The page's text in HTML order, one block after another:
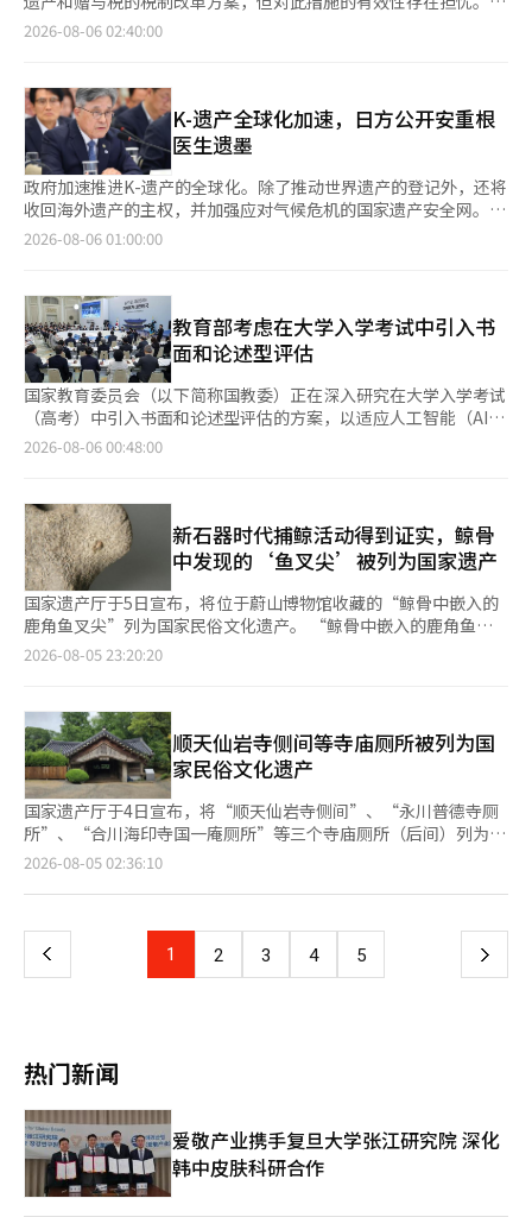
营和会计的公正性非常重要。”他再次呼吁：“许多人在关注这个
问题，希望你们能做好。”※ 本报道经人工智能（AI）系统翻译与
1200万韩元，而伽倻文学奖则不论入围与否，奖金为500万韩元。
截止去年，共有945名参赛者提交了6615篇作品。 在旅游领域，
动。特别展览《分青爱-与金海外籍劳工共同的分青》将于12日至9
月3日举行。40名居住在金海的外籍劳工将以“我的故乡”为主
题，展示他们亲手制作的分青陶器作品。此外，持续到9月的旅游
印章游览活动，游客访问金海主要旅游景点中的3个，将获得纪念
品，而在当地“韩牛水店”消费的顾客还将获得额外的纪念品，旨
在促进旅游与地方经济的共同发展。在文化遗产领域，将开展国家
遗产厅的公募项目《回顾南明与山海亭》程序。该项目面向学生、
儿童、残疾人和老年人，进行山海亭的探访和体验教育。今年的项
在大成洞古墓群举行，为期14天。庆典期间，将提供夜间星座体验
活动“去伽倻看星星”、伽倻古墓发掘体验、结合清理与表演的活
动、国际学术研讨会、儿童解说员等多种体验项目。金海市市长表
示：“通过文化广场的建设和世界遗产庆典，扩大市民在日常生活
中享受文化的环境，同时提升利用世界遗产和历史文化资源的旅游
竞争力。”※ 本报道经人工智能（AI）系统翻译与编辑。
定为应当保护的民俗文化遗产，价值进一步提升。原名“嵌入鲸骨
的标枪头”也改为“嵌入鲸骨的鹿角标枪头”，以便更清晰地让人
愈发明显。世界遗产半月山的岩画中刻画了鲸鱼、船只和使用标枪
捕鲸的场景。岩石上留下了追逐鲸鱼的人们的图像，而在黄城洞的
地下则发现了嵌入鲸骨的标枪头。图画与实物跨越数千年，构成了
一个完整的故事。如果说半月山岩画是史前人们观察和经历鲸鱼及
捕鲸的记录，那么黄城洞的文物则是这种捕鲸文化在实际生活中存
在的实物资料。此次国家遗产的指定意义不仅在于文化遗产等级的
提升，更在于承认了用鹿角制作工具、乘船出海与巨鲸对抗的史前
人生活和技术作为国家应当保护的文化遗产的价值。蔚山市相关人
的重要文化资产，我们将积极利用这两项遗产，作为宣传蔚山历史
和文化的内容。”7000年前蔚山海域的搏斗没有留下文字记录。
然而，岩石上留下了捕鲸的图画，地下则发现了含有鹿角标枪头的
鲸骨。这些痕迹如今不仅是一个城市的古老文物，更成为国家保护
的史前人生活的记录。※ 本报道经人工智能（AI）系统翻译与编
辑。
于缺少将净资产价值的80%作为征税下限的绝对标准，利用过去股
额的下限定为净资产价值80%的遗产税和赠与税法修正案。政府认
为，现行方案难以充分阻止长期低估企业的变相继承和赠与，因此
在法律中明确规定了PBR为0.8的绝对标准。 现行遗产和赠与税法
规定，上市股票的价值根据评估基准日前后各两个月的收盘价平均
值进行计算。最大股东在继承前减少分红或回购股份等行为，导致
股价保持在低位，从而降低遗产和赠与税的负担。 李议员的提案
是，如果股价未达到净资产价值的80%，则以净资产价值的80%
作为征税标准。此举旨在防止通过低估来实现的税收减免。 政府
业，而不是设定绝对下限。若某企业在最近六年内的PBR位于证券
市场行业的下25%或科斯达克市场的下10%，则被推测为长期股
价压制。 PBR较高的企业，如果在最近一年内有重复上市或发行
可交换债券等可能对企业价值产生负面影响的行为，且现行评估额
低于最近三年市价的30%以上，也会被纳入评估范围。此举旨在捕
捉不仅是低PBR企业，还有因特定行为导致短期股价下跌的企业。
被评估企业的股票将根据股价被压制前的价格重新评估。对于长期
低PBR企业，将适用现行评估额的30%溢价和过去最长六年六个
月、一年、两年、三年的平均股价中最高的金额进行评估。 问题
在于，这两种方式都以市场形成的过去股价为基准。如果股价长期
保持在低位，即使延长评估期，企业的净资产价值也可能无法达到
合理价格。 假设过去的平均股价并不高，即使将PBR为0.2的企业
的评估额提高30%，PBR也仅为0.26。与将净资产价值的80%作
为下限的议员提案相比，税收加强的幅度有限。 在选择企业的相
对评价方式中，也可能出现盲区。如果整个行业被低估，绝对PBR
较低的企业也可能脱离行业下25%的范围。相反，在企业价值普遍
续六年，则不会被归类为长期股价压制。通过扩大分红、回购股份
或企业说明活动等方式的消极行为，难以被明确识别为损害企业价
值的行为。 政府决定设立国税局评估审议委员会的审查程序，以
筛选因经济波动或不可避免原因导致PBR降低的企业。即使符合推
测条件，纳税人若能证明没有股价压制的意图，则将适用评估基准
日前后各两个月的收盘价平均。 然而，具体的审查标准可能导致
相同的股价下跌却产生不同的税收结果，从而降低了可预测性。在
复杂资产结构需要逐一评估，从而增加纳税人的负担。财政经济部
相关人士表示：“考虑到市价税收原则和评估带来的成本，我们希
望尽量利用市场上确定的价格（股价），而不是采用非上市股票评
2026-08-06 02:40:00
K-遗产全球化加速，日方公开安重根
医生遗墨
政府加速推进K-遗产的全球化。除了推动世界遗产的登记外，还将
收回海外遗产的主权，并加强应对气候危机的国家遗产安全网。开
放现忠祠等主要历史遗址的绿地空间，并引入文化遗产住宿项目，
地位，同时加强国家遗产的保护与利用是核心任务。 首先，作为
上个月世界遗产委员会通过的《釜山宣言》的后续措施，计划于明
年举办“釜山论坛”，以巩固全球遗产政策的可持续领导力。 世
界遗产的登记也将陆续推进。预计在11月将推动“丹元高4.16档
案”和“水运杂记与饮食忌讳”的亚太地区世界纪录遗产登记，12
月则将致力于“韩纸制作的传统知识和技术及文化实践”的联合国
教科文组织人类非物质文化遗产登记。 韩国将凭借卓越的遗产保
护与修复技术，扩大国际合作。对埃及拉美西斯神庙和加纳古堡等
佩遗址、越南和蒙古的水下遗产等共同考古调查，向世界展示韩国
的文化遗产保护技术。 海外文化遗产的管理也将得到加强。将制
定系统化的管理计划，确保对海外各地的文化遗产主权的全面保
护。本月将首次公开收回的文化遗产“安重根医生遗墨”，以分享
其价值。 此外，还将建立应对气候危机的国家遗产保护系统。计
划在安东奉正寺等5个主要寺庙周边安装大型喷淋系统以防火灾，
并从9月起为180件国宝和宝物等重要文化遗产引入“基于人工智
能（AI）的智能检测系统”，在特别灾难宣布区域内发生国家遗产
生活中享受国家遗产的机会。通过“休息项目”，从明年起将试点
开放现忠祠等主要历史遗址的绿地空间。还将推进“韩遗住宿”项
目。从10月到11月，将开放国立古宫博物馆户外银杏树空间作为
实际婚礼场所，举办“文化遗产中的婚礼”。 在监管创新方面，
计划提升世界遗产周边的保护与开发协调，完善世界遗产影响评估
制度，并运营发掘现场联合支持团等监管许可快速通道，以有效支
持大规模国家项目。 20年来冻结的宫殿参观费也将进行现实化。
经过公众讨论，计划于11月公布新的参观费标准，并于2027年1月
务改善提供稳定的资金来源。 许敏国家遗产厅长表示：“在国际
关注和参与下，成功结束第48届联合国教科文组织世界遗产委员会
会议后，今年下半年将继续向全球传播我们国家遗产的品牌价值，
2026-08-06 01:00:00
教育部考虑在大学入学考试中引入书
面和论述型评估
国家教育委员会（以下简称国教委）正在深入研究在大学入学考试
（高考）中引入书面和论述型评估的方案，以适应人工智能（AI）
时代的需求。同时，关于将高中内申及高考转为绝对评价的激进大
型的开始。 李在明总统于5日下午2时在青瓦台迎宾馆主持了教育
部、国家教育委员会、文化体育观光部、国家遗产厅等四个部门的
2026年下半年联合工作报告。在会议上，李总统在开场发言中表
示：“我们上任已经一年多，期间取得了一些成果，但未来还有很
多工作要做。”他强调了需要快速讨论和实际成果的产生，开启了
会议的序幕。 国教委表示，将进行关于大学入学书面和论述型评
估的公众讨论 最引人注目的议题是国教委主席车正仁提出
的“2028~2037国家教育发展计划”制定方案。国教委表示，将摆
考的教学和评估方式的根本创新蓝图。 车主席指出，“中长期大
学入学制度改革”是其核心。国教委下设的大学入学制度特别委员
会正在积极研究扩大中学和高中的书面和论述型评估，并在高考中
引入书面和论述型评估的方案。 为了缓解同级生之间的激烈竞
争，评估方式的重大转变也包括将高中内申和高考全部转为绝对评
价的方案。此外，为了正常化高中三年级第二学期的学业管理，调
整大学入学选拔时间的方案也在讨论之中。 车主席强调，国教委
不会单方面推进如此影响深远的大学入学改革方案，而是通过公众
讨论和共识过程来获得社会的支持。计划将举行地方现场讨论会、
还将组建具有代表性的国民参与团进行公论调查。 车主席表
示：“新的教育国家将教育视为国家的责任，保障每位公民的学习
权利，使学习的活力成为国家发展的动力。”他还表示，将特别支
学”等五大核心任务 接下来，教育部部长崔敎振在报告中表示，
下，推进五大核心领域的十大任务。 首先，为了实现区域均衡发
展，教育部将正式启动“打造10所首尔大学”项目。将迅速选定三
所重点国立大学，集中支持其成长引擎和人工智能领域的相关项
目，同时大幅增加对所有重点国立大学的财政投资。为了帮助优秀
2026-08-06 00:48:00
新石器时代捕鲸活动得到证实，鲸骨
中发现的‘鱼叉尖’被列为国家遗产
国家遗产厅于5日宣布，将位于蔚山博物馆收藏的“鲸骨中嵌入的
鹿角鱼叉尖”列为国家民俗文化遗产。 “鲸骨中嵌入的鹿角鱼叉
尖”出土于蔚山广域市南区黄城洞的新石器时代遗址，分别在鲸的
入鲸骨的状态，显示了新石器时代工具的制作目的和使用痕迹。
2025年被联合国教科文组织列为世界遗产的蔚山广域市“半月山
的岩画”中，也描绘了使用船只和鱼叉捕鲸的场景。“鲸骨中嵌入
的鹿角鱼叉尖”作为文化遗产，具有重要价值，因为它证明了新石
器时代的捕鲸活动确实存在。 ※ 本报道经人工智能（AI）系统翻
译与编辑。
2026-08-05 23:20:20
顺天仙岩寺侧间等寺庙厕所被列为国
家民俗文化遗产
国家遗产厅于4日宣布，将“顺天仙岩寺侧间”、“永川普德寺厕
所”、“合川海印寺国一庵厕所”等三个寺庙厕所（后间）列为国
家民俗文化遗产的指定预告。 这三处厕所的建造时间和原型明
高的遗产。厕所在朝鲜战争后由通度寺极乐庵的庆奉和尚首次使
称。 这三处厕所均通过屋顶的构件铭文确认了建造时间。普德寺
厕所建于1882年，海印寺国一庵厕所建于1910年，仙岩寺侧间则
产。 国家遗产厅表示：“此次指定预告的意义在于，不仅扩展了
寺庙的佛殿或塔等信仰空间的范围，还照亮了包含修行共同体生活
文化的空间，期待能为与人民生活密切相关的生活民俗遗产的保护
基础拓宽。” 国家遗产厅将在30天的预告期间内收集意见，经过
国家遗产委员会的审议后，最终决定是否指定为国家民俗文化遗
产。 ※ 本报道经人工智能（AI）系统翻译与编辑。
2026-08-05 02:36:10
上
页
1 2 3 4 5 下
热门新闻
爱敬产业携手复旦大学张江研究院 深化
韩中皮肤科研合作